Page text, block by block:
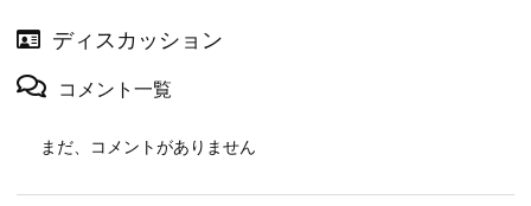
ディスカッション
コメント一覧
まだ、コメントがありません